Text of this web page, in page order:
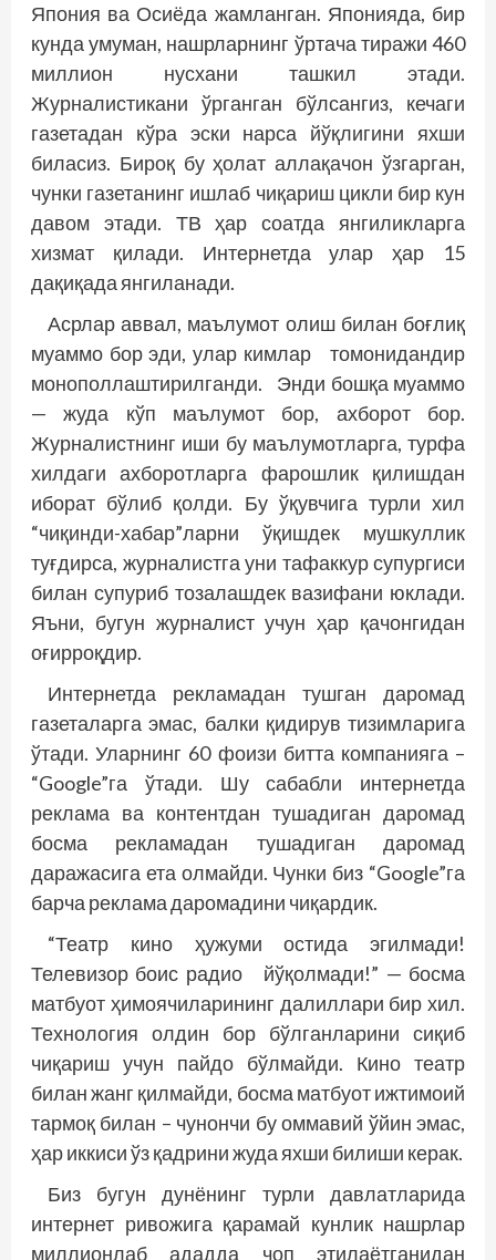
Япония ва Осиёда жамланган. Японияда, бир
кунда умуман, нашрларнинг ўртача тиражи 460
миллион нусхани ташкил этади.
Журналистикани ўрганган бўлсангиз, кечаги
газетадан кўра эски нарса йўқлигини яхши
биласиз. Бироқ бу ҳолат аллақачон ўзгарган,
чунки газетанинг ишлаб чиқариш цикли бир кун
давом этади. ТВ ҳар соатда янгиликларга
хизмат қилади. Интернетда улар ҳар 15
дақиқада янгиланади.
Асрлар аввал, маълумот олиш билан боғлиқ
муаммо бор эди, улар кимлар томонидандир
монополлаштирилганди. Энди бошқа муаммо
— жуда кўп маълумот бор, ахборот бор.
Журналистнинг иши бу маълумотларга, турфа
хилдаги ахборотларга фарошлик қилишдан
иборат бўлиб қолди. Бу ўқувчига турли хил
“чиқинди-хабар”ларни ўқишдек мушкуллик
туғдирса, журналистга уни тафаккур супургиси
билан супуриб тозалашдек вазифани юклади.
Яъни, бугун журналист учун ҳар қачонгидан
оғирроқдир.
Интернетда рекламадан тушган даромад
газеталарга эмас, балки қидирув тизимларига
ўтади. Уларнинг 60 фоизи битта компанияга –
“Google”га ўтади. Шу сабабли интернетда
реклама ва контентдан тушадиган даромад
босма рекламадан тушадиган даромад
даражасига ета олмайди. Чунки биз “Google”га
барча реклама даромадини чиқардик.
“Театр кино ҳужуми остида эгилмади!
Телевизор боис радио йўқолмади!” — босма
матбуот ҳимоячиларининг далиллари бир хил.
Технология олдин бор бўлганларини сиқиб
чиқариш учун пайдо бўлмайди. Кино театр
билан жанг қилмайди, босма матбуот ижтимоий
тармоқ билан – чунончи бу оммавий ўйин эмас,
ҳар иккиси ўз қадрини жуда яхши билиши керак.
Биз бугун дунёнинг турли давлатларида
интернет ривожига қарамай кунлик нашрлар
миллионлаб ададда чоп этилаётганидан